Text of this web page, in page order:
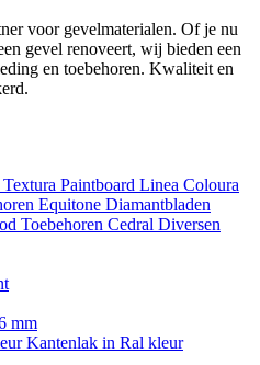
voor gevelmaterialen. Of je nu
gevel renoveert, wij bieden een
en toebehoren. Kwaliteit en
Textura Paintboard Linea Coloura
Equitone Diamantbladen
Toebehoren Cedral Diversen
mm
Kantenlak in Ral kleur